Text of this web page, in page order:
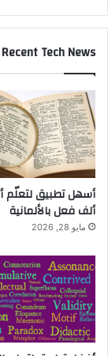
Recent Tech News
ألف فعل بالألمانية
مايو 28, 2026